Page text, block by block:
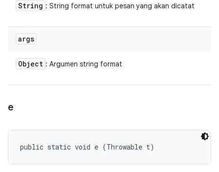
String : String format untuk pesan yang akan dicatat
args
Object : Argumen string format
e
public static void e (Throwable t)